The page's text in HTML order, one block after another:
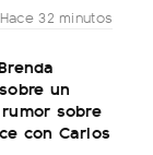
Hace 32 minutos
un
sobre
con Carlos